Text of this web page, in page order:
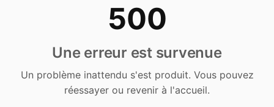
500
Une erreur est survenue
Un problème inattendu s'est produit. Vous pouvez
réessayer ou revenir à l'accueil.